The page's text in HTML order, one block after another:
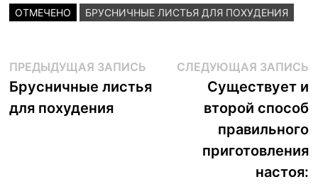
ОТМЕЧЕНО БРУСНИЧНЫЕ ЛИСТЬЯ ДЛЯ ПОХУДЕНИЯ
Навигация
по
записям
ПРЕДЫДУЩАЯ ЗАПИСЬПредыдущая
запись:
Брусничные листья
для похудения
СЛЕДУЮЩАЯ ЗАПИСЬ
Существует и
второй способ
правильного
приготовления
настоя: